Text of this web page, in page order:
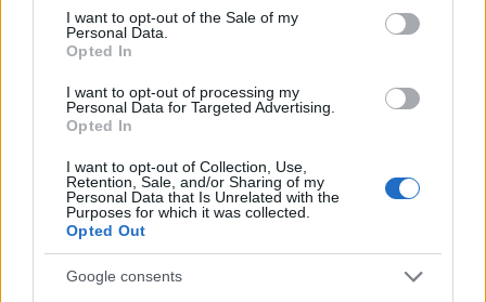
consent section.
I want to opt-out of the Sale of my
Personal Data.
Opted In
I want to opt-out of processing my
Personal Data for Targeted Advertising.
Opted In
I want to opt-out of Collection, Use,
Retention, Sale, and/or Sharing of my
Personal Data that Is Unrelated with the
Purposes for which it was collected.
Opted Out
Google consents
Continua a leggere